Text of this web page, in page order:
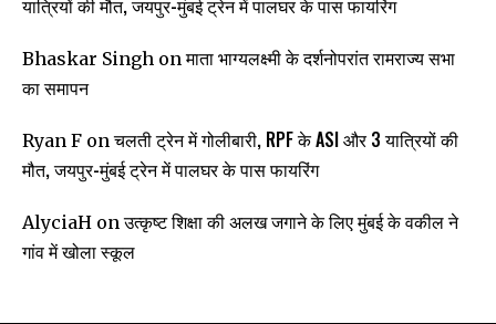
यात्रियों की मौत, जयपुर-मुंबई ट्रेन में पालघर के पास फायरिंग
Bhaskar Singh onमाता भाग्यलक्ष्मी के दर्शनोपरांत रामराज्य सभा
का समापन
Ryan F onचलती ट्रेन में गोलीबारी, RPF के ASI और 3 यात्रियों की
मौत, जयपुर-मुंबई ट्रेन में पालघर के पास फायरिंग
AlyciaH onउत्कृष्ट शिक्षा की अलख जगाने के लिए मुंबई के वकील ने
गांव में खोला स्कूल